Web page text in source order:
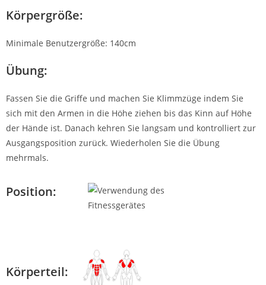
Körpergröße:
Minimale Benutzergröße: 140cm
Übung:
Fassen Sie die Griffe und machen Sie Klimmzüge indem Sie
sich mit den Armen in die Höhe ziehen bis das Kinn auf Höhe
der Hände ist. Danach kehren Sie langsam und kontrolliert zur
Ausgangsposition zurück. Wiederholen Sie die Übung
mehrmals.
Position:
Körperteil: